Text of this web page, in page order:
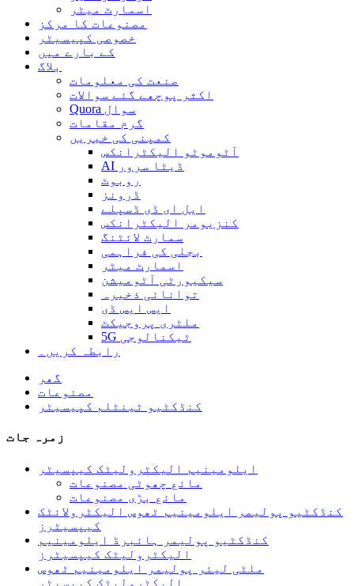
اسمارٹ میٹر
مصنوعات کا مرکز
خصوصی کپیسیٹر
کے بارے میں
بلاگ
صنعت کی معلومات
اکثر پوچھے گئے سوالات
Quora سوال
گرم مقامات
کمپنی کی خبریں
آٹوموٹو الیکٹرانکس
AI ڈیٹا سرور
روبوٹ
ڈرونز
ایل ای ڈی ڈسپلے
کنزیومر الیکٹرانکس
سمارٹ لائٹنگ
بجلی کی فراہمی
اسمارٹ میٹر
سیکیورٹی آٹومیشن
توانائی ذخیرہ
ایس ایس ڈی
ملٹری پروجیکٹ
5G ٹیکنالوجی
رابطہ کریں۔
گھر
مصنوعات
کنڈکٹیو ٹینٹلم کپیسیٹر
زمرہ جات
ایلومینیم الیکٹرولیٹک کیپسیٹر
مائع چھوٹی مصنوعات
مائع بڑی مصنوعات
کنڈکٹیو پولیمر ایلومینیم ٹھوس الیکٹرولائٹک
کیپسیٹرز
کنڈکٹیو پولیمر ہائبرڈ ایلومینیم
الیکٹرولیٹک کیپسیٹرز
ملٹی لیئر پولیمر ایلومینیم ٹھوس
الیکٹرولیٹک کپیسیٹر